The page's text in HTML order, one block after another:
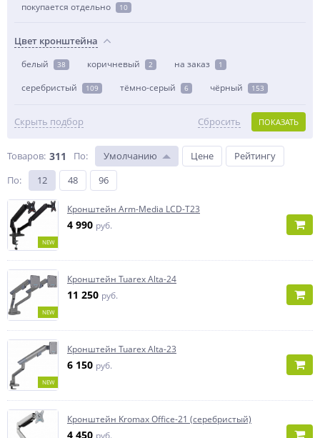
покупается отдельно 10
Цвет кронштейна
белый 38 коричневый 2 на заказ 1
серебристый 109 тёмно-серый 6 чёрный 153
Скрыть подбор ПОКАЗАТЬ
Сбросить
Товаров: 311 По: Умолчанию Цене
Рейтингу
По: 12 48 96
NEW
Кронштейн Arm-Media LCD-T23
4 990 руб.
NEW
Кронштейн Tuarex Alta-24
11 250 руб.
NEW
Кронштейн Tuarex Alta-23
6 150 руб.
Кронштейн Kromax Office-21 (серебристый)
4 450 руб.